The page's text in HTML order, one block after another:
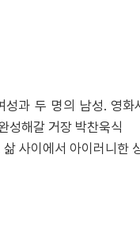
과 두 명의 남성. 영
성해갈 거장 박찬욱식
사이에서 아이러니